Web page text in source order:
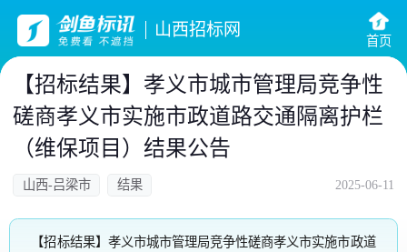
山西招标网
首页
【招标结果】孝义市城市管理局竞争性
磋商孝义市实施市政道路交通隔离护栏
（维保项目）结果公告
山西-吕梁市 结果 2025-06-11
【招标结果】孝义市城市管理局竞争性磋商孝义市实施市政道